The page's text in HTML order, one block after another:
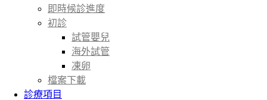
即時候診進度
初診
試管嬰兒
海外試管
凍卵
檔案下載
診療項目